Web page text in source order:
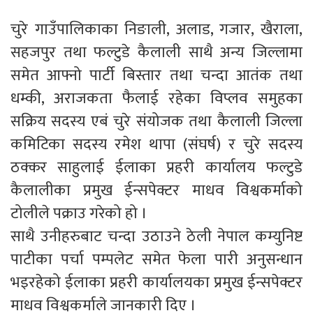
चुरे गाउँपालिकाका निङाली, अलाड, गजार, खैराला,
सहजपुर तथा फल्टुडे कैलाली साथै अन्य जिल्लामा
समेत आफ्नो पार्टी बिस्तार तथा चन्दा आतंक तथा
धम्की, अराजकता फैलाई रहेका विप्लव समुहका
सक्रिय सदस्य एबं चुरे संयोजक तथा कैलाली जिल्ला
कमिटिका सदस्य रमेश थापा (संघर्ष) र चुरे सदस्य
ठक्कर साहुलाई ईलाका प्रहरी कार्यालय फल्टुडे
कैलालीका प्रमुख ईन्सपेक्टर माधव विश्वकर्माको
टोलीले पक्राउ गरेको हो ।
साथै उनीहरुबाट चन्दा उठाउने ठेली नेपाल कम्युनिष्ट
पाटीका पर्चा पम्पलेट समेत फेला पारी अनुसन्धान
भइरहेको ईलाका प्रहरी कार्यालयका प्रमुख ईन्सपेक्टर
माधव विश्वकर्माले जानकारी दिए ।